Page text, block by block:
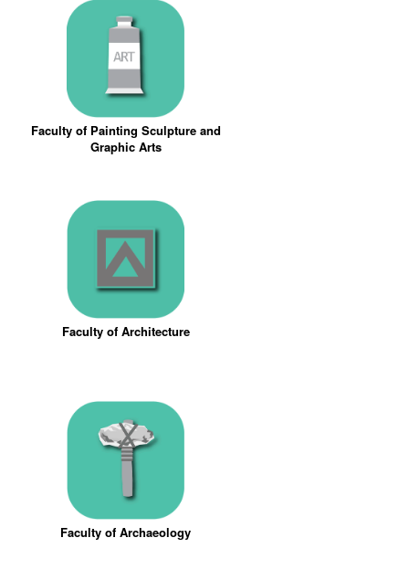
Faculty of Painting Sculpture and
Graphic Arts
Faculty of Architecture
Faculty of Archaeology